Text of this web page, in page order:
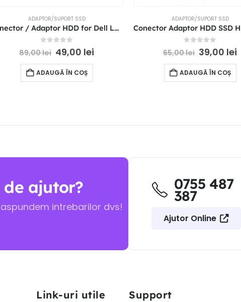
ADAPTOR/SUPORT SSD
Conector / Adaptor HDD for Dell Latitude E5450 8GD6D 08GD6D ZAM70
out of 5
89,00lei 49,00 lei
ADAUGĂ ÎN COȘ
ADAPTOR/SUPORT SSD
out of 5
65,00lei 39,00 lei
ADAUGĂ ÎN COȘ
ajutor?
intrebarilor dvs!
0755 487
387
Ajutor Online
Link-uri utile Support